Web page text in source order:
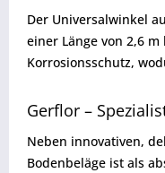
Der Universalwinkel
einer Länge von 2,6
Korrosionsschutz,
Gerflor –
Neben innovativen,
Bodenbeläge ist als